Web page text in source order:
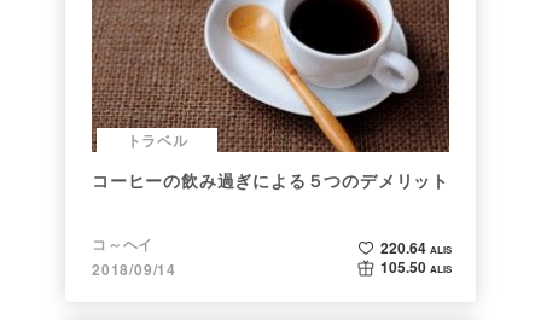
トラベル
コーヒーの飲み過ぎによる５つのデメリット
コ～ヘイ
2018/09/14
220.64 ALIS
105.50 ALIS